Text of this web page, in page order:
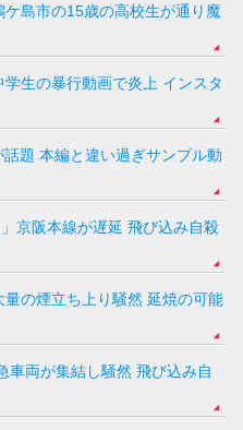
島市の15歳の高校生が通り魔
生の暴行動画で炎上 インスタ
題 本編と違い過ぎサンプル動
京阪本線が遅延 飛び込み自殺
の煙立ち上り騒然 延焼の可能
車両が集結し騒然 飛び込み自